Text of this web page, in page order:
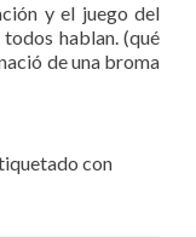
y el juego del
hablan. (qué
de una broma
con